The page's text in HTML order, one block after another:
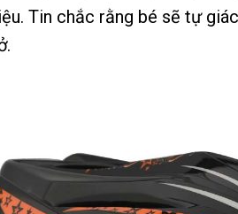
Tin chắc rằng bé sẽ tự